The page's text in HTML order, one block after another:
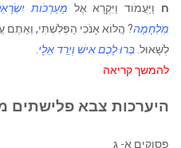
ח וַיַּעֲמֹוד וַיִּקְרָא אֶל מַעַרְכֹות
מִלְחָמָה? הֲלוֹא אָנֹכִי הַפְּלִשְׁתִּי, וְאַתֶּם
לְשָׁאוּל. בְּרוּ לָכֶם אִישׁ וְיֵרֵד אֵלָי
להמשך קריאה
היערכות צבא פלישתים
פסוקים א- ג